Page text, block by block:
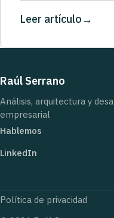
Leer artículo
Raúl Serrano
Análisis, arquitectura y
empresarial
Hablemos
LinkedIn
Política de privacidad